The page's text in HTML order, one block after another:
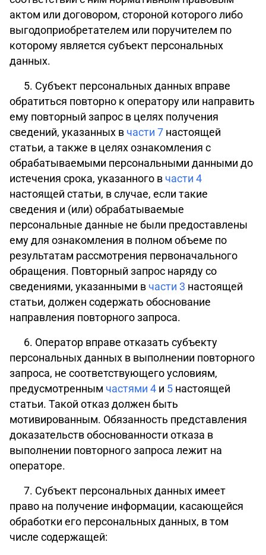
актом или договором, стороной которого либо
выгодоприобретателем или поручителем по
которому является субъект персональных
данных.
5. Субъект персональных данных вправе
обратиться повторно к оператору или направить
ему повторный запрос в целях получения
сведений, указанных в части 7 настоящей
статьи, а также в целях ознакомления с
обрабатываемыми персональными данными до
истечения срока, указанного в части 4
настоящей статьи, в случае, если такие
сведения и (или) обрабатываемые
персональные данные не были предоставлены
ему для ознакомления в полном объеме по
результатам рассмотрения первоначального
обращения. Повторный запрос наряду со
сведениями, указанными в части 3 настоящей
статьи, должен содержать обоснование
направления повторного запроса.
6. Оператор вправе отказать субъекту
персональных данных в выполнении повторного
запроса, не соответствующего условиям,
предусмотренным частями 4 и 5 настоящей
статьи. Такой отказ должен быть
мотивированным. Обязанность представления
доказательств обоснованности отказа в
выполнении повторного запроса лежит на
операторе.
7. Субъект персональных данных имеет
право на получение информации, касающейся
обработки его персональных данных, в том
числе содержащей: